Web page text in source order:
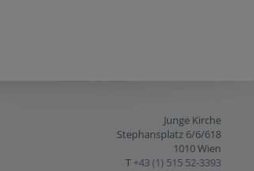
Junge Kirche
Stephansplatz 6/6/618
1010 Wien
T +43 (1) 515 52-3393